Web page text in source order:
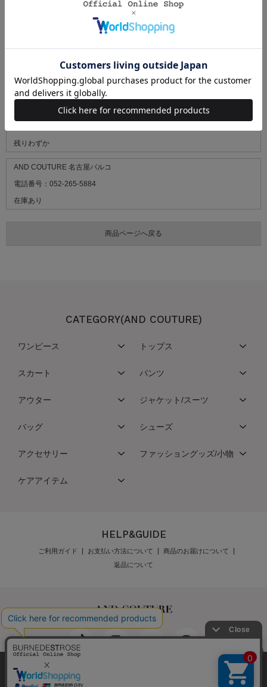
電話番号：048-641-7228
残りわずか
AND COUTURE ルミネ池袋
残りわずか
AND COUTURE 名古屋パルコ
電話番号：052-265-5884
在庫あり
CATEGORY(AND COUTURE)
ワンピース トップス
スカート パンツ
アウター ジャケット/スーツ
バッグ シューズ
アクセサリー ファッショングッズ/小物
ケアアイテム
HELP&GUIDE
ご利用ガイド お支払い方法について
商品のお届けについて
返品について
メンバーズポイントプログラム規約
特定商取引法に基づく表示
弊社はCookieを利用し、Webの利便性向上に努め
ております。「承諾する」をクリックしていただ
最新の在庫数は店舗へお電話下さい